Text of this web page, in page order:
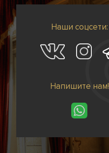
Наши соцсети:
Напишите нам!